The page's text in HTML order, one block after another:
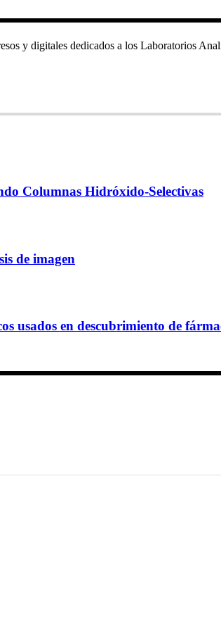
y digitales dedicados a los Laboratorios
Columnas Hidróxido-Selectivas
de imagen
usados en descubrimiento de